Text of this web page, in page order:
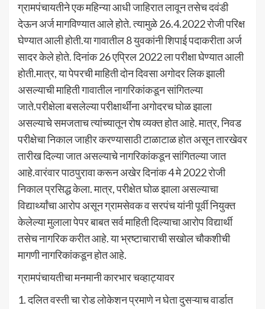
ग्रामपंचायतीने एक महिन्या आधी जाहिरात लावून तसेच दवंडी
देऊन अर्ज मागविण्यात आले होते. त्यामुळे 26.4.2022 रोजी परिक्ष
घेण्यात आली होती.या गावातील 8 युवकांनी शिपाई पदाकरीता अर्ज
सादर केले होते. दिनांक 26 एप्रिल 2022 ला परीक्षा घेण्यात आली
होती.मात्र, या पेपरची माहिती दोन दिवसा अगोदर लिक झाली
असल्याची माहिती गावातील नागरिकांकडून सांगितल्या
जाते.परीक्षेला बसलेल्या परीक्षार्थींना अगोदरच घोळ झाला
असल्याचे समजताच त्यांच्यातून रोष व्यक्त होत आहे. मात्र, निवड
परीक्षेचा निकाल जाहीर करण्यासाठी टाळाटाळ होत असून तारखेवर
तारीख दिल्या जात असल्याचे नागरिकांकडून सांगितल्या जात
आहे.वारंवार पाठपुरावा करून अखेर दिनांक 4 मे 2022 रोजी
निकाल प्रसिद्ध केला. मात्र, परीक्षेत घोळ झाला असल्याचा
विद्यार्थ्यांचा आरोप असून ग्रामसेवक व सरपंच यांनी पूर्वी नियुक्त
केलेल्या मुलाला पेपर बाबत सर्व माहिती दिल्याचा आरोप विद्यार्थी
तसेच नागरिक करीत आहे. या भ्रष्टाचाराची सखोल चौकशीची
मागणी नागरिकांकडून होत आहे.
ग्रामपंचायतीचा मनमानी कारभार चव्हाट्यावर
1. दलित वस्ती चा रोड लोकेशन प्रमाणे न घेता दुसऱ्याच वार्डात